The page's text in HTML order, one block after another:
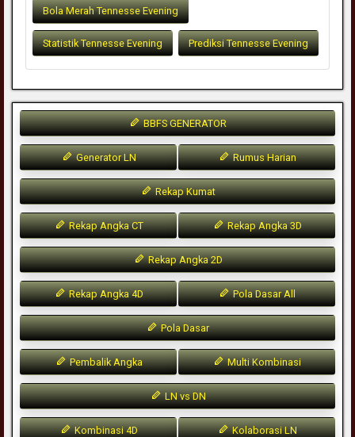
Bola Merah Tennesse Evening
Statistik Tennesse Evening Prediksi Tennesse Evening
BBFS GENERATOR
Generator LN Rumus Harian
Rekap Kumat
Rekap Angka CT Rekap Angka 3D
Rekap Angka 2D
Rekap Angka 4D Pola Dasar All
Pola Dasar
Pembalik Angka Multi Kombinasi
LN vs DN
Kombinasi 4D Kolaborasi LN